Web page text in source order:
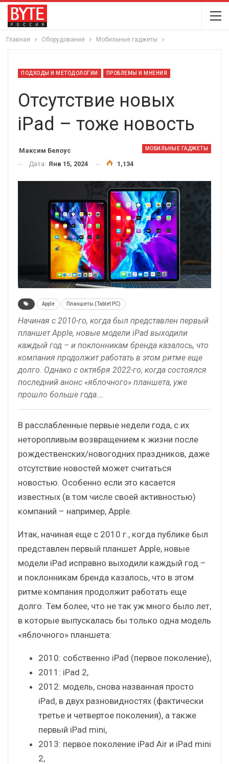
Главная Оборудование Мобильные гаджеты
ПОДХОДЫ И МЕТОДОЛОГИИ ПРОБЛЕМЫ И МНЕНИЯ
Отсутствие новых
iPad – тоже новость
МОБИЛЬНЫЕ ГАДЖЕТЫ
Максим Белоус
Дата: Янв 15, 2024 1,134
Apple Планшеты (Tablet PC)
Начиная с 2010-го, когда был представлен первый
планшет Apple, новые модели iPad выходили
каждый год – и поклонникам бренда казалось, что
компания продолжит работать в этом ритме еще
долго. Однако с октября 2022-го, когда состоялся
последний анонс «яблочного» планшета, уже
прошло больше года….
В расслабленные первые недели года, с их
неторопливым возвращением к жизни после
рождественских/новогодних праздников, даже
отсутствие новостей может считаться
новостью. Особенно если это касается
известных (в том числе своей активностью)
компаний – например, Apple.
Итак, начиная еще с 2010 г., когда публике был
представлен первый планшет Apple, новые
модели iPad исправно выходили каждый год –
и поклонникам бренда казалось, что в этом
ритме компания продолжит работать еще
долго. Тем более, что не так уж много было лет,
в которые выпускалась бы только одна модель
«яблочного» планшета:
2010: собственно iPad (первое поколение),
2011: iPad 2,
2012: модель, снова названная просто
iPad, в двух разновидностях (фактически
третье и четвертое поколения), а также
первый iPad mini,
2013: первое поколение iPad Air и iPad mini
2,